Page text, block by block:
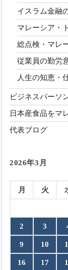
イスラム金融
マレーシア・
総点検・マレ
従業員の勤労
人生の知恵・
ビジネスパーソ
日本産食品をマ
代表ブログ
2026年3月
月 火
2 3
9 10
16 17